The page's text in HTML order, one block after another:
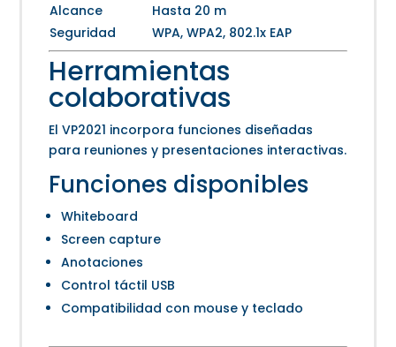
Alcance
Hasta 20 m
Seguridad
WPA, WPA2, 802.1x EAP
Herramientas
colaborativas
El VP2021 incorpora funciones diseñadas
para reuniones y presentaciones interactivas.
Funciones disponibles
Whiteboard
Screen capture
Anotaciones
Control táctil USB
Compatibilidad con mouse y teclado